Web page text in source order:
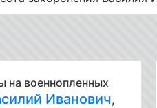
на военнопленных
Иванович,